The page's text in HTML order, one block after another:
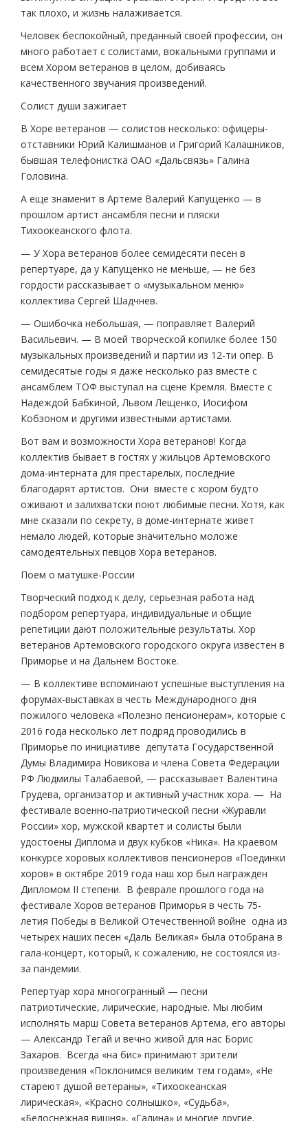
так плохо, и жизнь налаживается.
Человек беспокойный, преданный своей профессии, он
много работает с солистами, вокальными группами и
всем Хором ветеранов в целом, добиваясь
качественного звучания произведений.
Солист души зажигает
В Хоре ветеранов — солистов несколько: офицеры-
отставники Юрий Калишманов и Григорий Калашников,
бывшая телефонистка ОАО «Дальсвязь» Галина
Головина.
А еще знаменит в Артеме Валерий Капущенко — в
прошлом артист ансамбля песни и пляски
Тихоокеанского флота.
— У Хора ветеранов более семидесяти песен в
репертуаре, да у Капущенко не меньше, — не без
гордости рассказывает о «музыкальном меню»
коллектива Сергей Шадчнев.
— Ошибочка небольшая, — поправляет Валерий
Васильевич. — В моей творческой копилке более 150
музыкальных произведений и партии из 12-ти опер. В
семидесятые годы я даже несколько раз вместе с
ансамблем ТОФ выступал на сцене Кремля. Вместе с
Надеждой Бабкиной, Львом Лещенко, Иосифом
Кобзоном и другими известными артистами.
Вот вам и возможности Хора ветеранов! Когда
коллектив бывает в гостях у жильцов Артемовского
дома-интерната для престарелых, последние
благодарят артистов. Они вместе с хором будто
оживают и залихватски поют любимые песни. Хотя, как
мне сказали по секрету, в доме-интернате живет
немало людей, которые значительно моложе
самодеятельных певцов Хора ветеранов.
Поем о матушке-России
Творческий подход к делу, серьезная работа над
подбором репертуара, индивидуальные и общие
репетиции дают положительные результаты. Хор
ветеранов Артемовского городского округа известен в
Приморье и на Дальнем Востоке.
— В коллективе вспоминают успешные выступления на
форумах-выставках в честь Международного дня
пожилого человека «Полезно пенсионерам», которые с
2016 года несколько лет подряд проводились в
Приморье по инициативе депутата Государственной
Думы Владимира Новикова и члена Совета Федерации
РФ Людмилы Талабаевой, — рассказывает Валентина
Грудева, организатор и активный участник хора. — На
фестивале военно-патриотической песни «Журавли
России» хор, мужской квартет и солисты были
удостоены Диплома и двух кубков «Ника». На краевом
конкурсе хоровых коллективов пенсионеров «Поединки
хоров» в октябре 2019 года наш хор был награжден
Дипломом II степени. В феврале прошлого года на
фестивале Хоров ветеранов Приморья в честь 75-
летия Победы в Великой Отечественной войне одна из
четырех наших песен «Даль Великая» была отобрана в
гала-концерт, который, к сожалению, не состоялся из-
за пандемии.
Репертуар хора многогранный — песни
патриотические, лирические, народные. Мы любим
исполнять марш Совета ветеранов Артема, его авторы
— Александр Тегай и вечно живой для нас Борис
Захаров. Всегда «на бис» принимают зрители
произведения «Поклонимся великим тем годам», «Не
стареют душой ветераны», «Тихоокеанская
лирическая», «Красно солнышко», «Судьба»,
«Белоснежная вишня», «Галина» и многие другие.